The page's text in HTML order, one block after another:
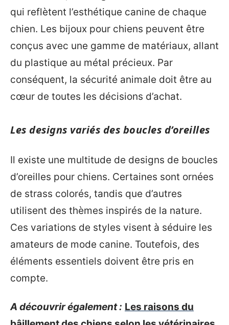
qui reflètent l’esthétique canine de chaque
chien. Les bijoux pour chiens peuvent être
conçus avec une gamme de matériaux, allant
du plastique au métal précieux. Par
conséquent, la sécurité animale doit être au
cœur de toutes les décisions d’achat.
Les designs variés des boucles d’oreilles
Il existe une multitude de designs de boucles
d’oreilles pour chiens. Certaines sont ornées
de strass colorés, tandis que d’autres
utilisent des thèmes inspirés de la nature.
Ces variations de styles visent à séduire les
amateurs de mode canine. Toutefois, des
éléments essentiels doivent être pris en
compte.
A découvrir également : Les raisons du